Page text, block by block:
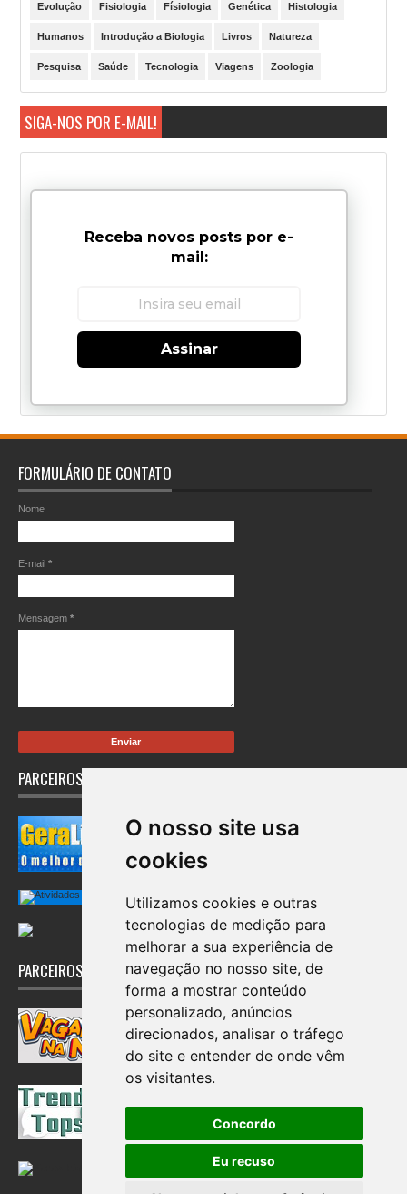
O nosso site usa
cookies
Utilizamos cookies e outras
tecnologias de medição para
melhorar a sua experiência de
navegação no nosso site, de
forma a mostrar conteúdo
personalizado, anúncios
direcionados, analisar o tráfego
do site e entender de onde vêm
os visitantes.
Concordo
Eu recuso
Evolução Fisiologia Físiologia Genética Histologia
Humanos Introdução a Biologia Livros Natureza
Pesquisa Saúde Tecnologia Viagens Zoologia
SIGA-NOS POR E-MAIL!
Receba novos posts por e-
mail:
Assinar
FORMULÁRIO DE CONTATO
Nome
E-mail *
Mensagem *
PARCEIROS
PARCEIROS